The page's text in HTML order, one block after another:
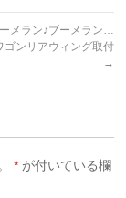
メラン♪ブーメラン…
ゴンリアウィング取付
→
* が付いている欄